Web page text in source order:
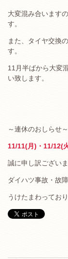
大変混み合います
す。
また、タイヤ交換
す。
11月半ばから大変
い致します。
～連休のおしらせ～
11/11(月)・11/12(
誠に申し訳ござい
ダイハツ事故・故
うけたまわってお